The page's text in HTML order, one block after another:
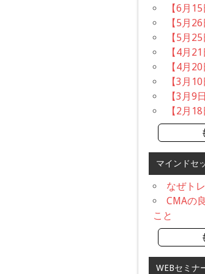
【6月
【5月
【5月
【4月
【4月
【3月
【3月9
【2月
マインドセ
なぜト
CMAの
こと
WEBセミナ